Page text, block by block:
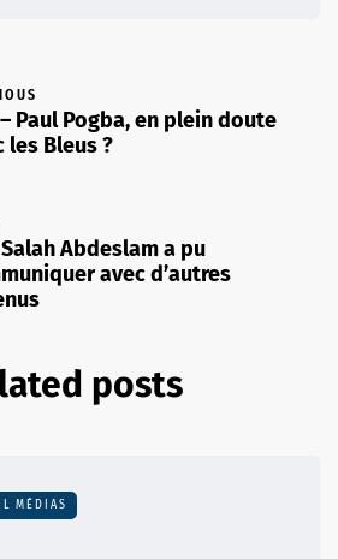
– Paul Pogba, en plein doute
les Bleus ?
Abdeslam a pu
avec d’autres
posts
MÉDIAS